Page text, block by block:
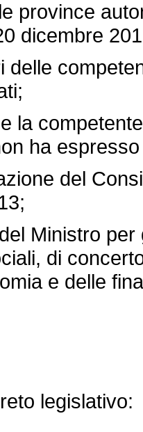
province
dicembre
ha
del
Ministro per
di
e delle
legislativo: